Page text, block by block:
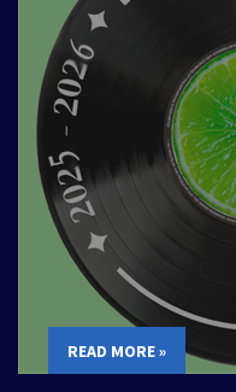
READ MORE »